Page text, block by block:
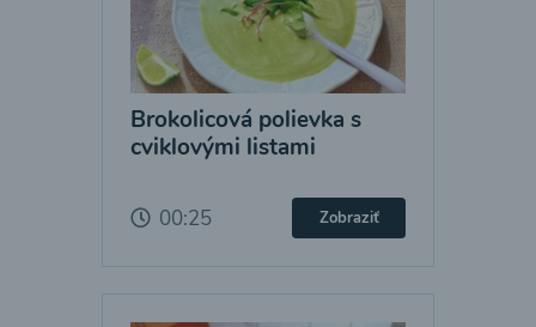
Brokolicová polievka s
cviklovými listami
00:25 Zobraziť